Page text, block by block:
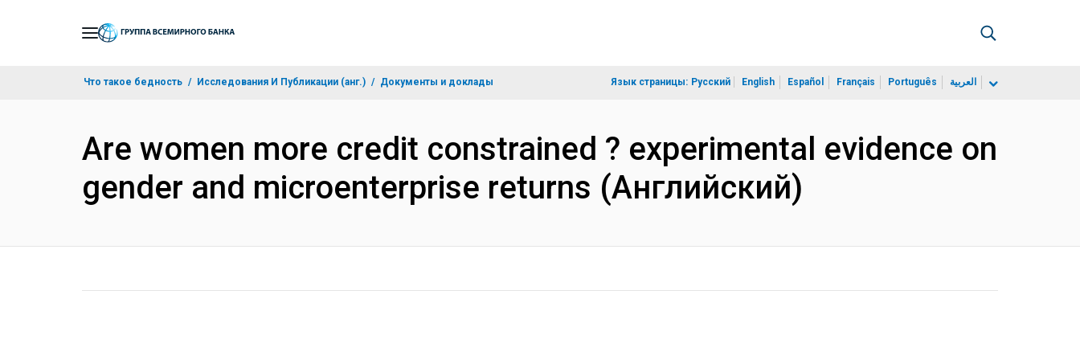
Что такое бедность Исследования И Публикации (анг.) Документы и доклады Язык страницы: Русский English Español Français Português العربية
Are women more credit constrained ? experimental evidence on
gender and microenterprise returns (Английский)